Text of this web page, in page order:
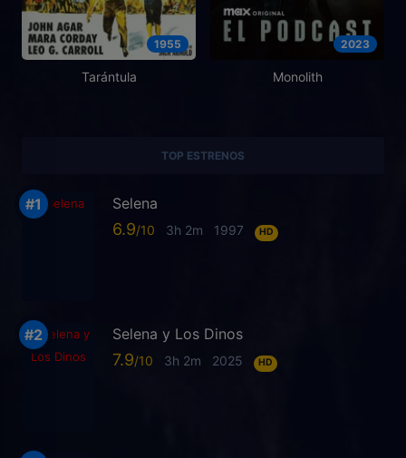
1955
Tarántula
2023
Monolith
TOP ESTRENOS
Selena
6.9 3h 2m 1997 HD
Selena y Los Dinos
7.9 3h 2m 2025 HD